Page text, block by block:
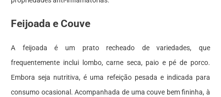
Feijoada e Couve
A feijoada é um prato recheado de variedades, que
frequentemente inclui lombo, carne seca, paio e pé de porco.
Embora seja nutritiva, é uma refeição pesada e indicada para
consumo ocasional. Acompanhada de uma couve bem fininha, à